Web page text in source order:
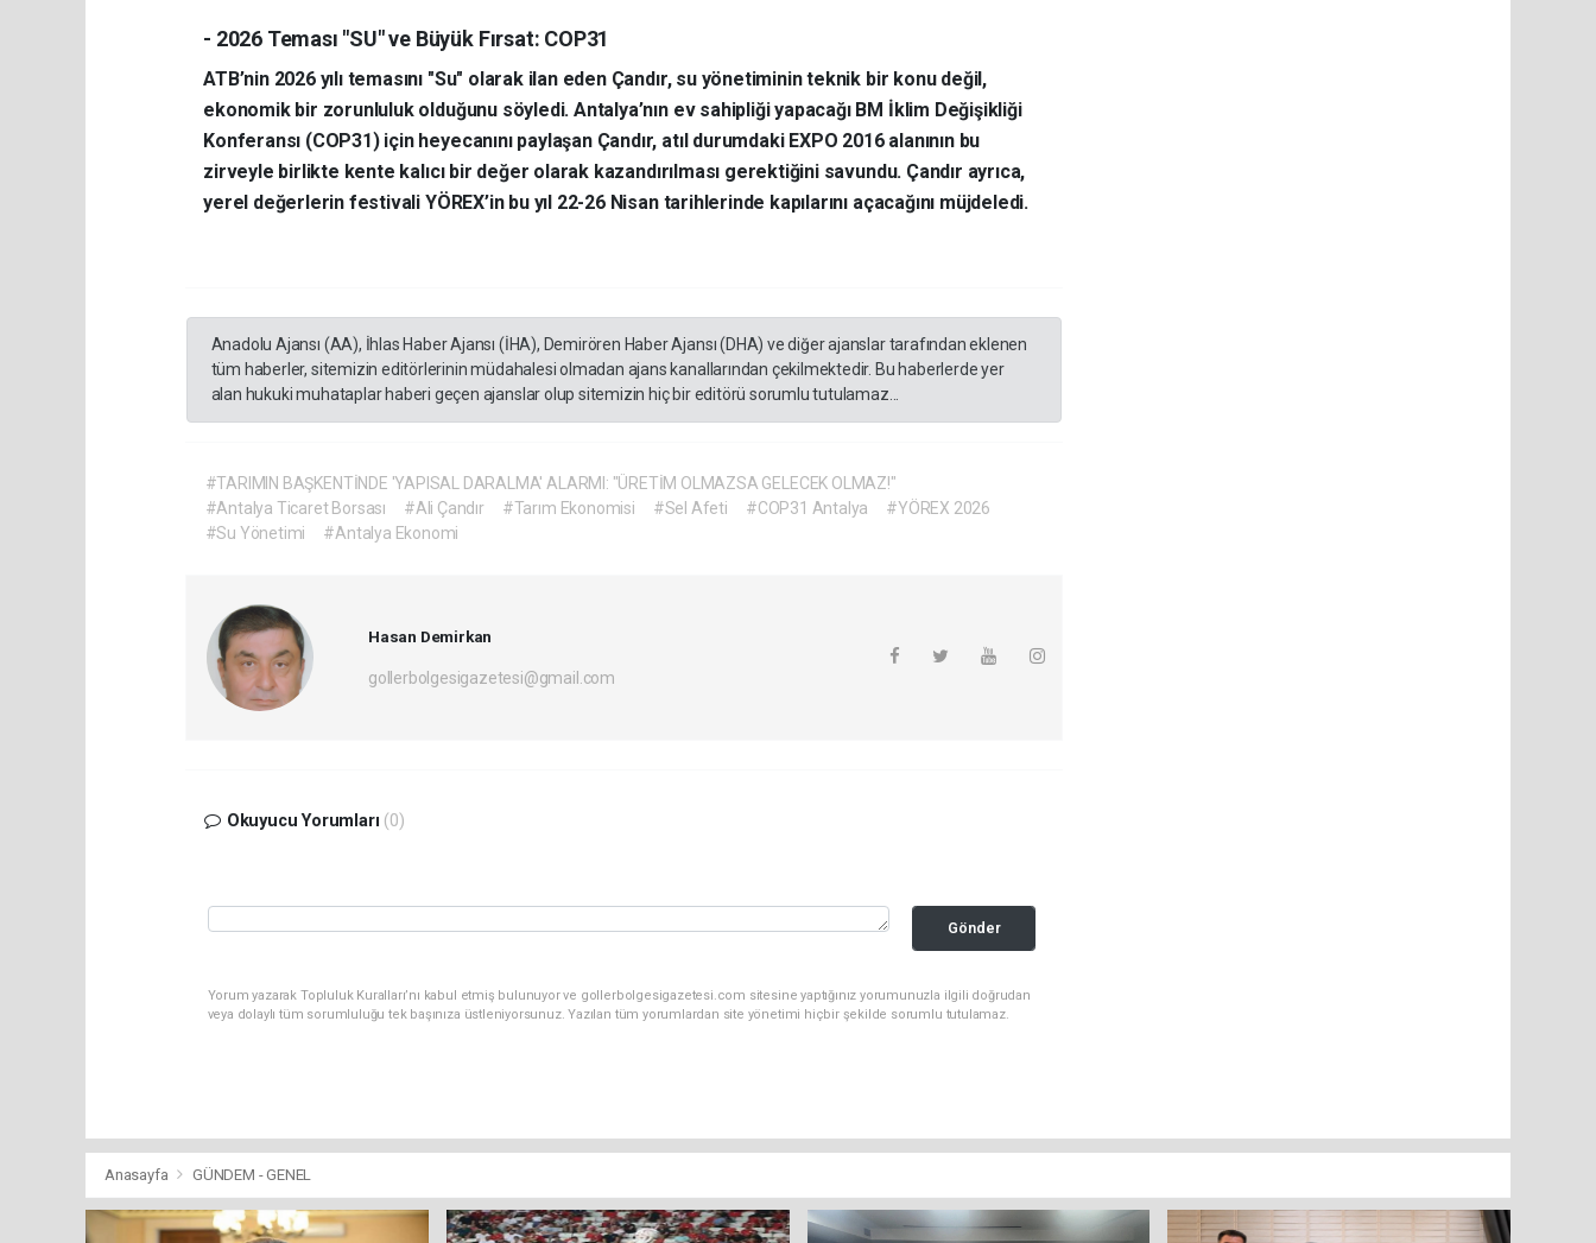
- 2026 Teması "SU" ve Büyük Fırsat: COP31
ATB’nin 2026 yılı temasını "Su" olarak ilan eden Çandır, su yönetiminin teknik bir konu değil,
ekonomik bir zorunluluk olduğunu söyledi. Antalya’nın ev sahipliği yapacağı BM İklim Değişikliği
Konferansı (COP31) için heyecanını paylaşan Çandır, atıl durumdaki EXPO 2016 alanının bu
zirveyle birlikte kente kalıcı bir değer olarak kazandırılması gerektiğini savundu. Çandır ayrıca,
yerel değerlerin festivali YÖREX’in bu yıl 22-26 Nisan tarihlerinde kapılarını açacağını müjdeledi.
Anadolu Ajansı (AA), İhlas Haber Ajansı (İHA), Demirören Haber Ajansı (DHA) ve diğer ajanslar tarafından eklenen
tüm haberler, sitemizin editörlerinin müdahalesi olmadan ajans kanallarından çekilmektedir. Bu haberlerde yer
alan hukuki muhataplar haberi geçen ajanslar olup sitemizin hiç bir editörü sorumlu tutulamaz...
#TARIMIN BAŞKENTİNDE 'YAPISAL DARALMA' ALARMI: "ÜRETİM OLMAZSA GELECEK OLMAZ!"
#Antalya Ticaret Borsası
#Ali Çandır #Tarım Ekonomisi #Sel Afeti #COP31 Antalya
#YÖREX 2026
#Su Yönetimi
#Antalya Ekonomi
Hasan Demirkan
gollerbolgesigazetesi@gmail.com
Okuyucu Yorumları (0)
Gönder
Yorum yazarak Topluluk Kuralları’nı kabul etmiş bulunuyor ve gollerbolgesigazetesi.com sitesine yaptığınız yorumunuzla ilgili doğrudan
veya dolaylı tüm sorumluluğu tek başınıza üstleniyorsunuz. Yazılan tüm yorumlardan site yönetimi hiçbir şekilde sorumlu tutulamaz.
Anasayfa GÜNDEM - GENEL